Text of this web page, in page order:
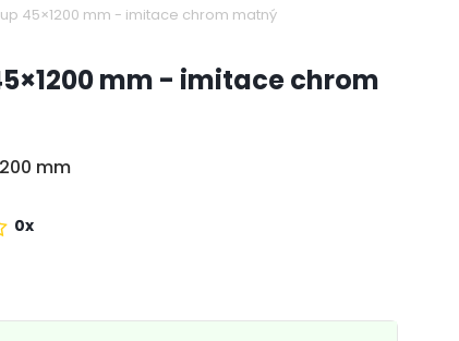
45×1200 mm - imitace chrom matný
mm - imitace chrom
mm
0x